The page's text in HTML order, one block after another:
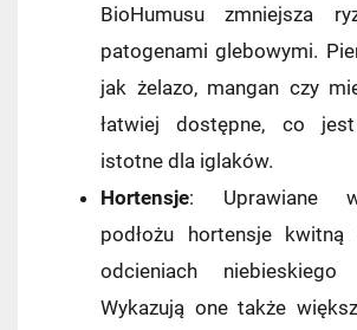
BioHumusu zmniejsza
patogenami glebowymi.
jak żelazo, mangan czy
łatwiej dostępne, co
istotne dla iglaków.
Hortensje: Uprawiane
podłożu hortensje kwitną
odcieniach
Wykazują one także
Kurier InPost
Kurier InPost - przedpłata
Kurier GLS
Kurier GLS - przedpłata